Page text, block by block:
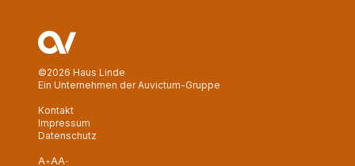
©2026 Haus Linde
Ein Unternehmen der Auvictum-Gruppe
Kontakt
Impressum
Datenschutz
A+AA-